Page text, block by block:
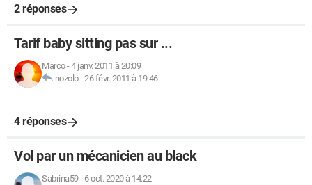
2 réponses
Tarif baby sitting pas sur ...
Marco-4 janv. 2011 à 20:09
nozolo-26 févr. 2011 à 19:46
4 réponses
Vol par un mécanicien au black
Sabrina59- 6 oct. 2020 à 14:22